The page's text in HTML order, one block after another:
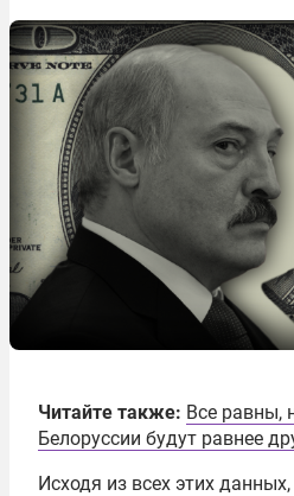
Читайте также: Все равны,
Белоруссии будут равнее
Исходя из всех этих